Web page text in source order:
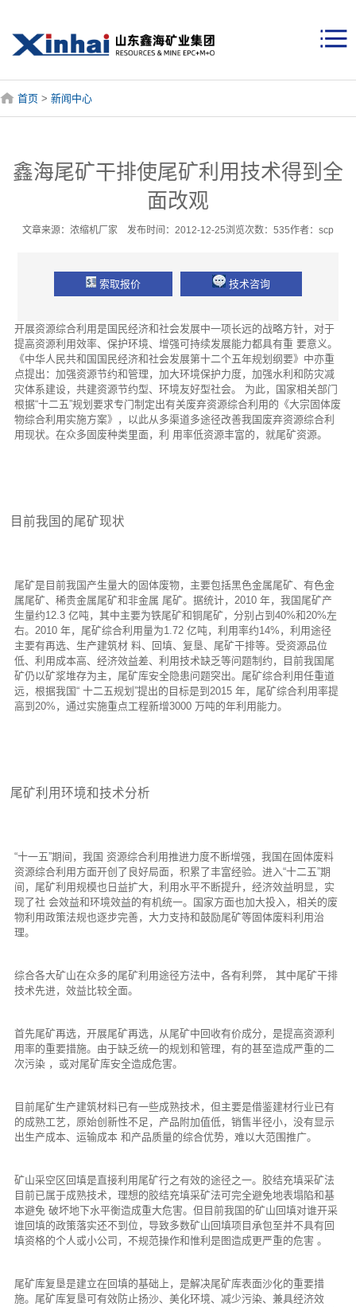
首页 > 新闻中心
鑫海尾矿干排使尾矿利用技术得到全
面改观
文章来源：浓缩机厂家 发布时间：2012-12-25浏览次数：535作者：scp
索取报价 技术咨询
开展资源综合利用是国民经济和社会发展中一项长远的战略方针，对于
提高资源利用效率、保护环境、增强可持续发展能力都具有重 要意义。
《中华人民共和国国民经济和社会发展第十二个五年规划纲要》中亦重
点提出：加强资源节约和管理，加大环境保护力度，加强水利和防灾减
灾体系建设，共建资源节约型、环境友好型社会。 为此，国家相关部门
根据“十二五”规划要求专门制定出有关废弃资源综合利用的《大宗固体废
物综合利用实施方案》，以此从多渠道多途径改善我国废弃资源综合利
用现状。在众多固废种类里面，利 用率低资源丰富的，就尾矿资源。
目前我国的尾矿现状
尾矿是目前我国产生量大的固体废物，主要包括黑色金属尾矿、有色金
属尾矿、稀贵金属尾矿和非金属 尾矿。据统计，2010 年，我国尾矿产
生量约12.3 亿吨，其中主要为铁尾矿和铜尾矿，分别占到40%和20%左
右。2010 年，尾矿综合利用量为1.72 亿吨，利用率约14%，利用途径
主要有再选、生产建筑材 料、回填、复垦、尾矿干排等。受资源品位
低、利用成本高、经济效益差、利用技术缺乏等问题制约，目前我国尾
矿仍以矿浆堆存为主，尾矿库安全隐患问题突出。尾矿综合利用任重道
远，根据我国“ 十二五规划”提出的目标是到2015 年，尾矿综合利用率提
高到20%，通过实施重点工程新增3000 万吨的年利用能力。
尾矿利用环境和技术分析
“十一五”期间，我国 资源综合利用推进力度不断增强，我国在固体废料
资源综合利用方面开创了良好局面，积累了丰富经验。进入“十二五”期
间，尾矿利用规模也日益扩大，利用水平不断提升，经济效益明显，实
现了社 会效益和环境效益的有机统一。国家方面也加大投入，相关的废
物利用政策法规也逐步完善，大力支持和鼓励尾矿等固体废料利用治
理。
综合各大矿山在众多的尾矿利用途径方法中，各有利弊， 其中尾矿干排
技术先进，效益比较全面。
首先尾矿再选，开展尾矿再选，从尾矿中回收有价成分，是提高资源利
用率的重要措施。由于缺乏统一的规划和管理，有的甚至造成严重的二
次污染 ，或对尾矿库安全造成危害。
目前尾矿生产建筑材料已有一些成熟技术，但主要是借鉴建材行业已有
的成熟工艺，原始创新性不足，产品附加值低，销售半径小，没有显示
出生产成本、运输成本 和产品质量的综合优势，难以大范围推广。
矿山采空区回填是直接利用尾矿行之有效的途径之一。胶结充填采矿法
目前已属于成熟技术，理想的胶结充填采矿法可完全避免地表塌陷和基
本避免 破坏地下水平衡造成重大危害。但目前我国的矿山回填对谁开采
谁回填的政策落实还不到位，导致多数矿山回填项目承包至并不具有回
填资格的个人或小公司，不规范操作和惟利是图造成更严重的危害 。
尾矿库复垦是建立在回填的基础上，是解决尾矿库表面沙化的重要措
施。尾矿库复垦可有效防止扬沙、美化环境、减少污染、兼具经济效